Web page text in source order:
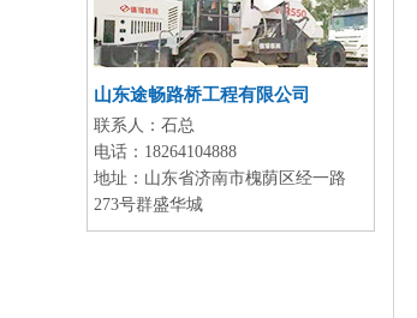
山东途畅路桥工程有限公司
联系人： 石总
电话： 18264104888
地址： 山东省济南市槐荫区经一路
273号群盛华城